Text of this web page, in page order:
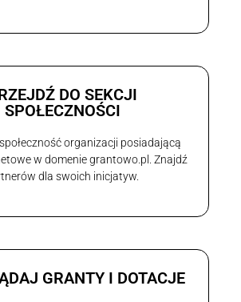
DO SEKCJI
SPOŁECZNOŚCI
organizacji posiadającą
w domenie grantowo.pl. Znajdź
dla swoich inicjatyw.
GRANTY I DOTACJE